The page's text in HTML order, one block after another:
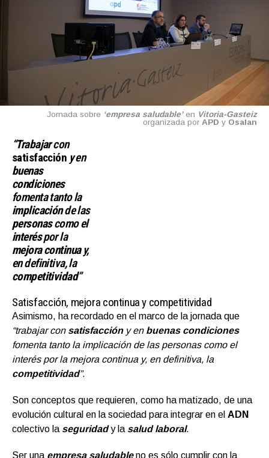
Jornada sobre ‘empresa saludable’en Vitoria-Gasteiz
organizada por APD y Osalan
“Trabajarcon
satisfacción y en
buenas
condiciones
fomenta tanto la
implicaciónde las
personascomo el
interéspor la
mejora continuay,
en definitiva, la
competitividad”
Satisfacción, mejora continua y competitividad
Asimismo, ha recordado en el marco de la jornada que
“trabajar con satisfaccióny en buenas condiciones
fomenta tanto la implicación de las personas como el
interés por la mejora continua y, en definitiva, la
competitividad”.
Son conceptos que requieren, como ha matizado, de una
evolución cultural en la sociedad para integrar en el ADN
colectivo la seguridady la salud laboral.
Ser una empresa saludableno es sólo cumplir con la